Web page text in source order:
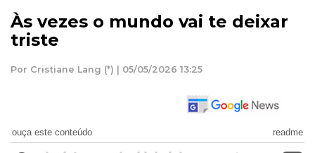
Às vezes o mundo vai te deixar
triste
Por Cristiane Lang (*) | 05/05/2026 13:25
ouça este conteúdo readme